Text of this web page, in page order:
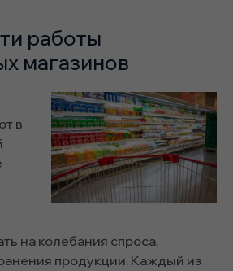
работы
магазинов
в
на колебания спроса,
продукции. Каждый из